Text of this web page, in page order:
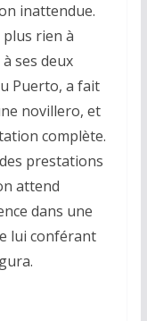
inattendue.
plus rien à
ses deux
Puerto, a fait
novillero, et
complète.
prestations
attend
dans une
lui conférant